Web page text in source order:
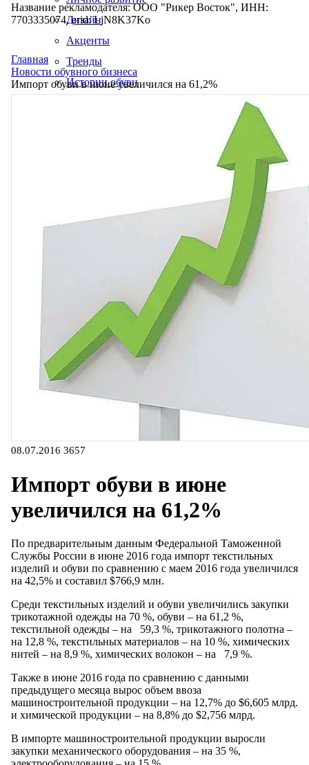
Дизайн
Акценты
Тренды
Истории обуви
Название рекламодателя: ООО "Рикер Восток", ИНН:
7703335074, erid: LjN8K37Ko
Главная
Новости обувного бизнеса
Импорт обуви в июне увеличился на 61,2%
08.07.2016 3657
Импорт обуви в июне
увеличился на 61,2%
По предварительным данным Федеральной Таможенной
Службы России в июне 2016 года импорт текстильных
изделий и обуви по сравнению с маем 2016 года увеличился
на 42,5% и составил $766,9 млн.
Среди текстильных изделий и обуви увеличились закупки
трикотажной одежды на 70 %, обуви – на 61,2 %,
текстильной одежды – на 59,3 %, трикотажного полотна –
на 12,8 %, текстильных материалов – на 10 %, химических
нитей – на 8,9 %, химических волокон – на 7,9 %.
Также в июне 2016 года по сравнению с данными
предыдущего месяца вырос объем ввоза
машиностроительной продукции – на 12,7% до $6,605 млрд.
и химической продукции – на 8,8% до $2,756 млрд.
В импорте машиностроительной продукции выросли
закупки механического оборудования – на 35 %,